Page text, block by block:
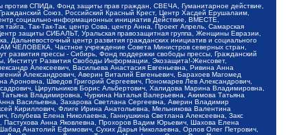
СПИДа, Фонд защиты прав граждан, СВЕЧА, Гуманитарное действие,
Союз, Российский Красный Крест, Центр Хасдей Ерушалаим,
социально-информационных инициатив Действие, ВМЕСТЕ,
Так-Так-Так, центр Сова, центр Анна, Проект Апрель, Самарская
защиты СИБАЛЬТ, Уральская правозащитная группа, Женщины Евразии,
Дальневосточный центр развития гражданских инициатив и социального
ЧЕЛОВЕКА, Частное учреждение Совета Министров северных стран,
прессы - Сибирь, Фонд поддержки свободы прессы, Гражданский
Институт Развития Свободы Информации, Экозащита!-Женсовет,
Алексеевич, Васильева Анастасия Евгеньевна, Ривина Анна
Александрович, Аверин Виталий Евгеньевич, Барахоев Магомед
Шведов Григорий Сергеевич, Пономарев Лев Александрович,
Цирульников Борис Альбертович, Халидова Марина Владимировна,
Владимировна, Чуркина Наталья Валерьевна, Акимова Татьяна
Васильевна, Захарова Светлана Сергеевна, Аверин Владимир
Кириллович, Флиге Ирина Анатольевна, Мельникова Валентина
Елена Николаевна, Ганнушкина Светлана Алексеевна, Закс
Анна Яковлевна, Прохоров Вадим Юрьевич, Шахова Елена
Анатолий Ефимович, Сухих Дарья Николаевна, Орлов Олег Петрович,